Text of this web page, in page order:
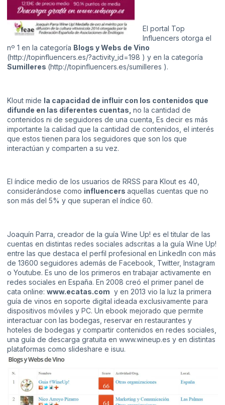
El portal Top
Influencers otorga el
nº 1 en la categoría Blogs y Webs de Vino
(http://topinfluencers.es/?activity_id=198 ) y en la categoría
Sumilleres (http://topinfluencers.es/sumilleres ).
Klout mide la capacidad de influir con los contenidos que
difunde en las diferentes cuentas, no la cantidad de
contenidos ni de seguidores de una cuenta, Es decir es más
importante la calidad que la cantidad de contenidos, el interés
que estos tienen para los seguidores que son los que
interactúan y comparten a su vez.
El índice medio de los usuarios de RRSS para Klout es 40,
considerándose como influencers aquellas cuentas que no
son más del 5% y que superan el índice 60.
Joaquín Parra, creador de la guía Wine Up! es el titular de las
cuentas en distintas redes sociales adscritas a la guía Wine Up!
entre las que destaca el perfil profesional en LinkedIn con más
de 13600 seguidores además de Facebook, Twitter, Instagram
o Youtube. Es uno de los primeros en trabajar activamente en
redes sociales en España. En 2008 creó el primer panel de
cata online: www.ecatas.com y en 2013 vio la luz la primera
guía de vinos en soporte digital ideada exclusivamente para
dispositivos móviles y PC. Un ebook mejorado que permite
interactuar con las bodegas, reservar en restaurantes y
hoteles de bodegas y compartir contenidos en redes sociales,
una guía de descarga gratuita en www.wineup.es y en distintas
plataformas como slideshare e isuu.